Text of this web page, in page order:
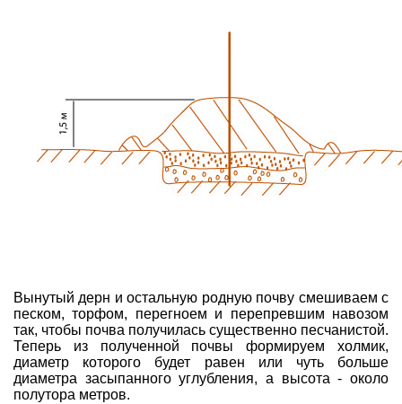
Вынутый дерн и остальную родную почву смешиваем с
песком, торфом, перегноем и перепревшим навозом
так, чтобы почва получилась существенно песчанистой.
Теперь из полученной почвы формируем холмик,
диаметр которого будет равен или чуть больше
диаметра засыпанного углубления, а высота - около
полутора метров.